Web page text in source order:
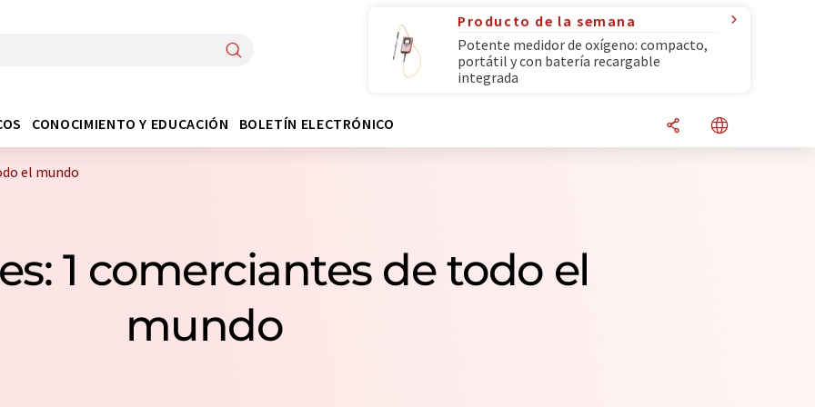
Producto de la semana
Potente medidor de oxígeno: compacto,
portátil y con batería recargable
integrada
CONOCIMIENTO Y EDUCACIÓN BOLETÍN ELECTRÓNICO
el mundo
1 comerciantes de todo el
mundo